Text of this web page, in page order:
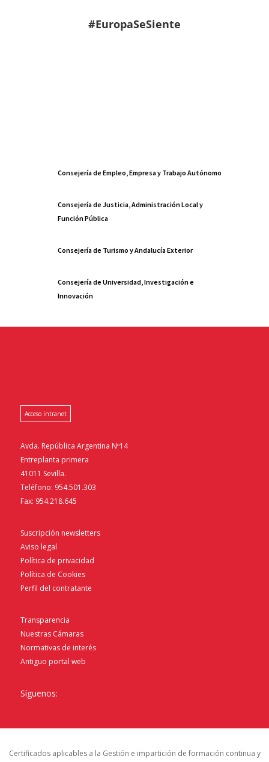
#EuropaSeSiente
Consejería de Empleo, Empresa y Trabajo Autónomo
Consejería de Justicia, Administración Local y
Función Pública
Consejería de Turismo y Andalucía Exterior
Consejería de Universidad, Investigación e
Innovación
Acceso intranet
Avda. República Argentina Nº14
Entreplanta primera
41011 Sevilla.
Teléfono: 954.501.303
Fax: 954.218.645
Suscripción newsletters
Aviso legal
Política de privacidad
Política de Cookies
Perfil del contratante
Transparencia
Nuestras Cámaras
Normativas de interés
Antiguo portal web
Síguenos:
Certificados aplicables a la Gestión e impartición de formación continua y